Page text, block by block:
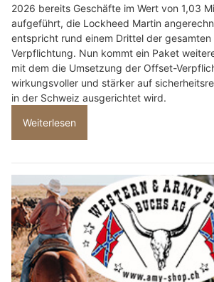
2026 bereits Geschäfte im Wert von 1,03
aufgeführt, die Lockheed Martin
entspricht rund einem Drittel der
Verpflichtung. Nun kommt ein Paket
mit dem die Umsetzung der Offset-
wirkungsvoller und stärker auf
in der Schweiz ausgerichtet wird.
Weiterlesen